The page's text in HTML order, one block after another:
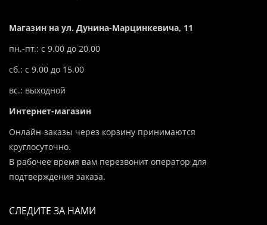
Магазин на ул. Дунина-Марцинкевича, 11
пн.-пт.: с 9.00 до 20.00
сб.: с 9.00 до 15.00
вс.: выходной
Интернет-магазин
Онлайн-заказы через корзину принимаются
круглосуточно.
В рабочее время вам перезвонит оператор для
подтверждения заказа.
СЛЕДИТЕ ЗА НАМИ